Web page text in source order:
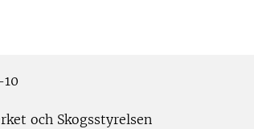
och Skogsstyrelsen